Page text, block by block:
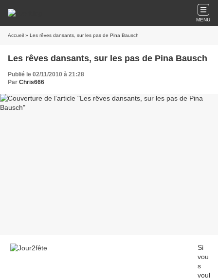
MENU
Accueil » Les rêves dansants, sur les pas de Pina Bausch
Les rêves dansants, sur les pas de Pina Bausch
Publié le 02/11/2010 à 21:28
Par Chris666
Si
vou
s
voul